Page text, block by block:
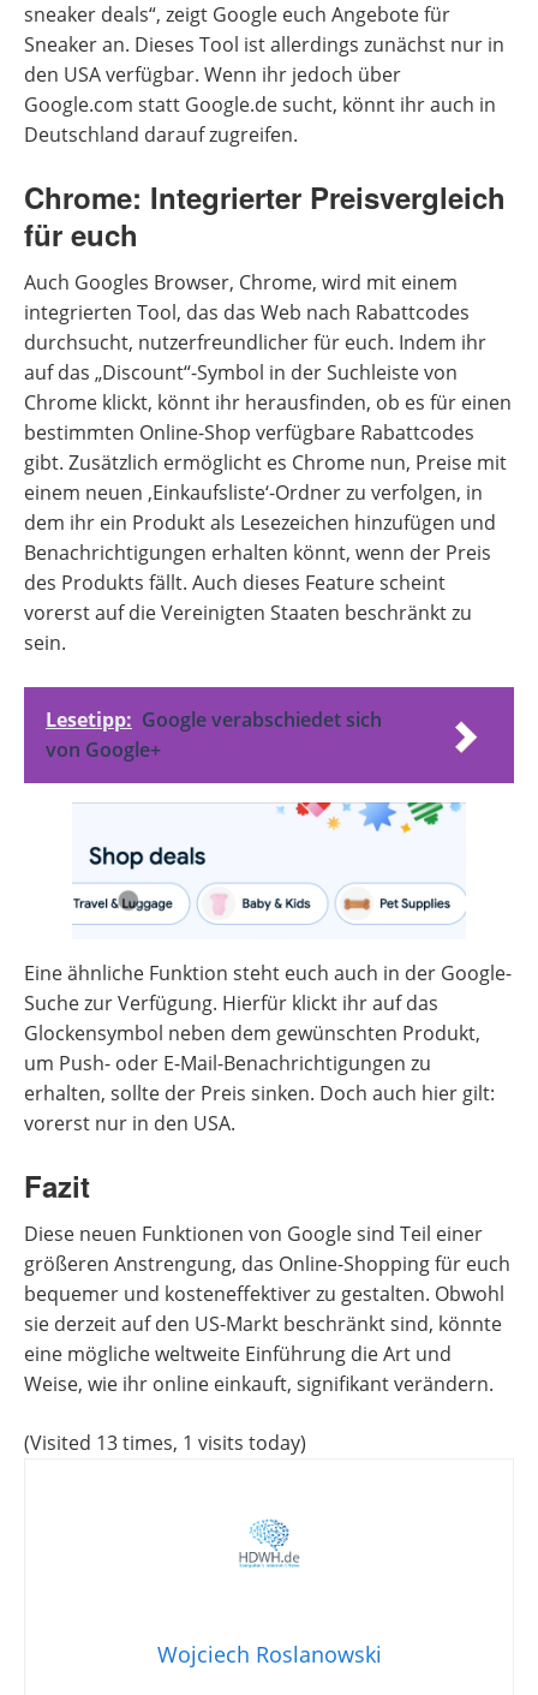
sneaker deals“, zeigt Google euch Angebote für
Sneaker an. Dieses Tool ist allerdings zunächst nur in
den USA verfügbar. Wenn ihr jedoch über
Google.com statt Google.de sucht, könnt ihr auch in
Deutschland darauf zugreifen.
Chrome: Integrierter Preisvergleich
für euch
Auch Googles Browser, Chrome, wird mit einem
integrierten Tool, das das Web nach Rabattcodes
durchsucht, nutzerfreundlicher für euch. Indem ihr
auf das „Discount“-Symbol in der Suchleiste von
Chrome klickt, könnt ihr herausfinden, ob es für einen
bestimmten Online-Shop verfügbare Rabattcodes
gibt. Zusätzlich ermöglicht es Chrome nun, Preise mit
einem neuen ‚Einkaufsliste‘-Ordner zu verfolgen, in
dem ihr ein Produkt als Lesezeichen hinzufügen und
Benachrichtigungen erhalten könnt, wenn der Preis
des Produkts fällt. Auch dieses Feature scheint
vorerst auf die Vereinigten Staaten beschränkt zu
sein.
Lesetipp: Google verabschiedet sich
von Google+
Eine ähnliche Funktion steht euch auch in der Google-
Suche zur Verfügung. Hierfür klickt ihr auf das
Glockensymbol neben dem gewünschten Produkt,
um Push- oder E-Mail-Benachrichtigungen zu
erhalten, sollte der Preis sinken. Doch auch hier gilt:
vorerst nur in den USA.
Fazit
Diese neuen Funktionen von Google sind Teil einer
größeren Anstrengung, das Online-Shopping für euch
bequemer und kosteneffektiver zu gestalten. Obwohl
sie derzeit auf den US-Markt beschränkt sind, könnte
eine mögliche weltweite Einführung die Art und
Weise, wie ihr online einkauft, signifikant verändern.
(Visited 13 times, 1 visits today)
Wojciech Roslanowski